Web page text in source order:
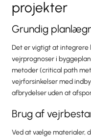
projekter
Grundig
Det er vigtigt at integrere
vejrprognoser i
metoder (critical path
vejrforsinkelser med
afbrydelser uden at
Brug af
Ved at vælge materialer,